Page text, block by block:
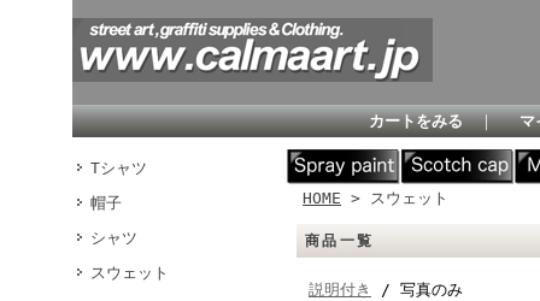
カートをみる ｜ マ
Tシャツ
帽子
シャツ
スウェット
HOME > スウェット
商品一覧
説明付き
/ 写真のみ